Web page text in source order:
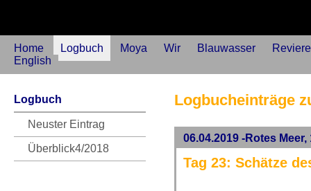
Home Logbuch Moya Wir Blauwasser
Reviere
English
Logbuch
Neuster Eintrag
Überblick4/2018
Logbucheinträge
06.04.2019 -Rotes Meer,
Tag 23: Schätze